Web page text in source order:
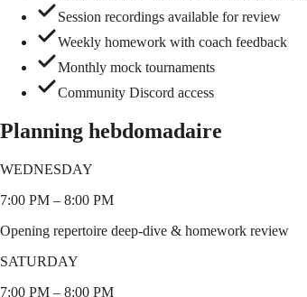
Session recordings available for review
Weekly homework with coach feedback
Monthly mock tournaments
Community Discord access
Planning hebdomadaire
WEDNESDAY
7:00 PM – 8:00 PM
Opening repertoire deep-dive & homework review
SATURDAY
7:00 PM – 8:00 PM